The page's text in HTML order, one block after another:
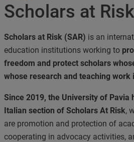
Scholars at Risk
Scholars at Risk (SAR) is an
education institutions working to
freedom and protect scholars
whose research and teaching work
Since 2019, the University of Pavia
Italian section of Scholars At Risk,
are promotion and protection of
cooperating in advocacy activities,